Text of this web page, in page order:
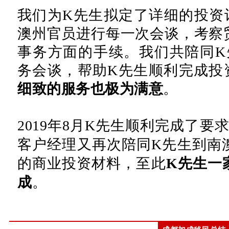
我们为K先生拟定了详细的投
澳州官员进行每一次会谈，考
事务方面的手续。我们共陪同
务会谈，帮助K先生顺利完成投
细致的服务也极为满意。
2019年8月K先生顺利完成了要
客户经理又再次陪同K先生到南
的商业投资材料，至此K先生一
成。